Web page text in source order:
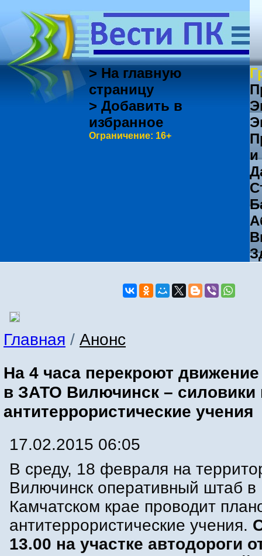
> На главную
страницу
> Добавить в
избранное
Ограничение: 16+
Главная / Анонс
На 4 часа перекроют
в ЗАТО Вилючинск – силовики
антитеррористические учения
17.02.2015 06:05
В среду, 18 февраля на
Вилючинск оперативный штаб в
Камчатском крае проводит
антитеррористические учения.
13.00 на участке автодороги